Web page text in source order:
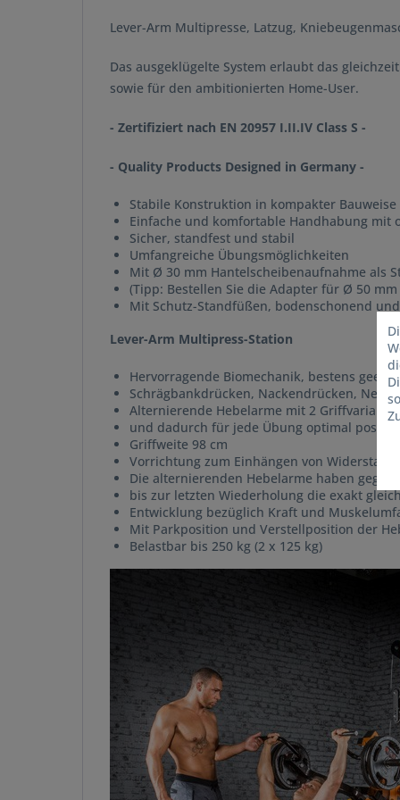
Lever-Arm Multipresse, Latzug,
Das ausgeklügelte System erlaubt das
sowie für den ambitionierten Home-User.
- Zertifiziert nach EN 20957 I.II.IV Class S -
- Quality Products Designed in Germany -
Stabile Konstruktion in kompakter Bauweise
Einfache und komfortable Handhabung mit
Sicher, standfest und stabil
Umfangreiche Übungsmöglichkeiten
Mit Ø 30 mm Hantelscheibenaufnahme als
(Tipp: Bestellen Sie die Adapter für Ø 50
Mit Schutz-Standfüßen, bodenschonend
Lever-Arm Multipress-Station
Hervorragende Biomechanik, bestens
Schrägbankdrücken, Nackendrücken,
Alternierende Hebelarme mit 2
und dadurch für jede Übung optimal
Griffweite 98 cm
Vorrichtung zum Einhängen von
Die alternierenden Hebelarme haben
bis zur letzten Wiederholung die exakt
Entwicklung bezüglich Kraft und
Mit Parkposition und Verstellposition der
Belastbar bis 250 kg (2 x 125 kg)